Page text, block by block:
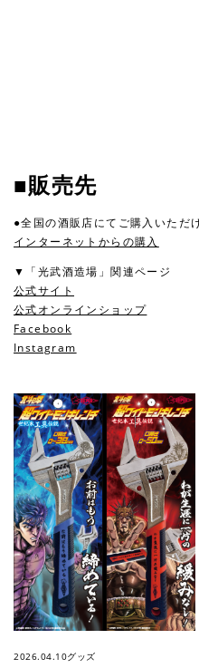
■販売先
●全国の酒販店にてご購入いただ
インターネットからの購入
▼「光武酒造場」関連ページ
公式サイト
公式オンラインショップ
Facebook
Instagram
2026.04.10グッズ